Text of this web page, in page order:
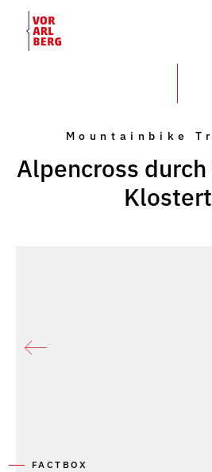
Mountainbike
Alpencross
FACTBOX